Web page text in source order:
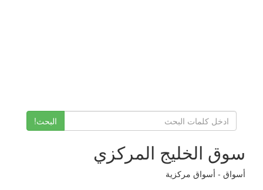
البحث!
سوق الخليج المركزي
أسواق - أسواق مركزية